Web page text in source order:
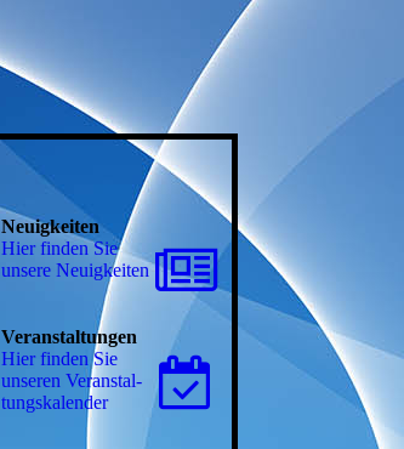
Neuigkeiten
Hier finden Sie
unsere Neuigkeiten
Veranstaltungen
Hier finden Sie
unseren Ver­an­stal­
tungs­ka­len­der